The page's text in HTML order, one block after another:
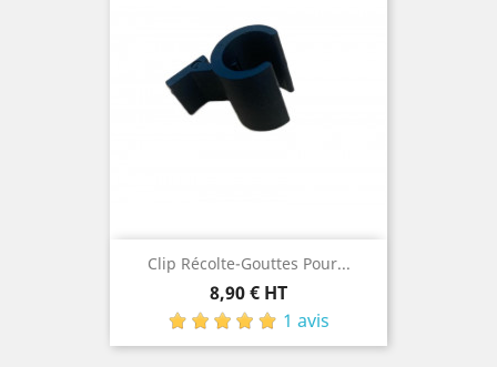
Clip Récolte-Gouttes Pour...
Prix
8,90 € HT
1 avis